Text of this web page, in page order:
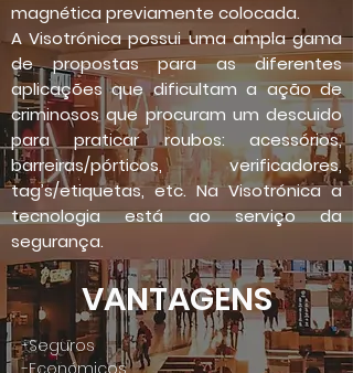
magnética previamente colocada.
A Visotrónica possui uma ampla gama
de propostas para as diferentes
aplicações que dificultam a ação de
criminosos que procuram um descuido
para praticar roubos: acessórios,
barreiras/pórticos, verificadores,
tag’s/etiquetas, etc. Na Visotrónica a
tecnologia está ao serviço da
segurança.
VANTAGENS
-Seguros
-Económicos